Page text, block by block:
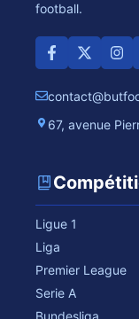
football.
67, avenue
Ligue 1
Liga
Premier League
Serie A